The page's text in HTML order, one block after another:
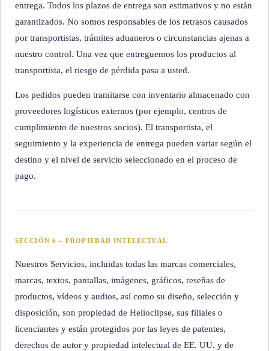
entrega. Todos los plazos de entrega son estimativos y no están
garantizados. No somos responsables de los retrasos causados
por transportistas, trámites aduaneros o circunstancias ajenas a
nuestro control. Una vez que entreguemos los productos al
transportista, el riesgo de pérdida pasa a usted.
Los pedidos pueden tramitarse con inventario almacenado con
proveedores logísticos externos (por ejemplo, centros de
cumplimiento de nuestros socios). El transportista, el
seguimiento y la experiencia de entrega pueden variar según el
destino y el nivel de servicio seleccionado en el proceso de
pago.
SECCIÓN 6 – PROPIEDAD INTELECTUAL
Nuestros Servicios, incluidas todas las marcas comerciales,
marcas, textos, pantallas, imágenes, gráficos, reseñas de
productos, vídeos y audios, así como su diseño, selección y
disposición, son propiedad de Helioclipse, sus filiales o
licenciantes y están protegidos por las leyes de patentes,
derechos de autor y propiedad intelectual de EE. UU. y de